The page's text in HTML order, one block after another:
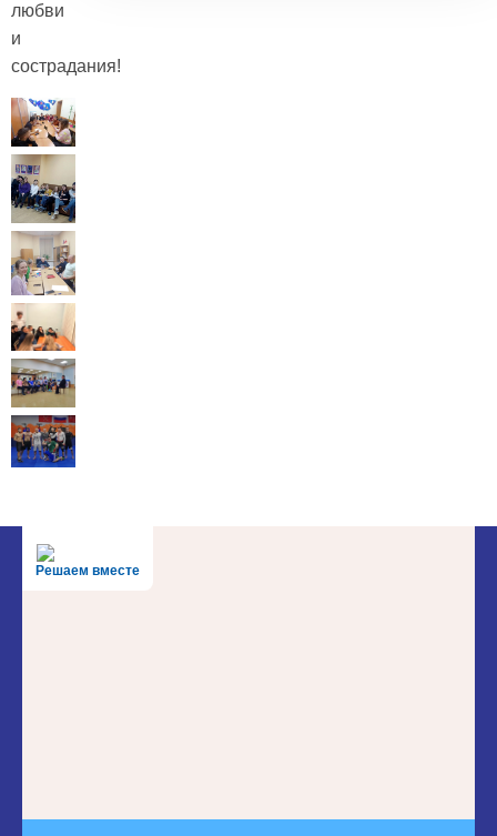
любви
и
сострадания!
Решаем вместе